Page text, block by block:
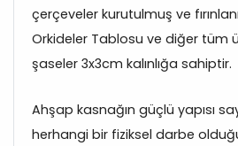
çerçeveler kurutulmuş ve
Orkideler Tablosu ve diğer tüm
şaseler 3x3cm kalınlığa sahiptir.
Ahşap kasnağın güçlü yapısı
herhangi bir fiziksel darbe